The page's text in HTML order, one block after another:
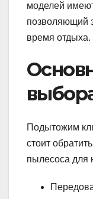
моделей
позволяющий
время отдыха.
Подытожим
стоит
пылесоса для